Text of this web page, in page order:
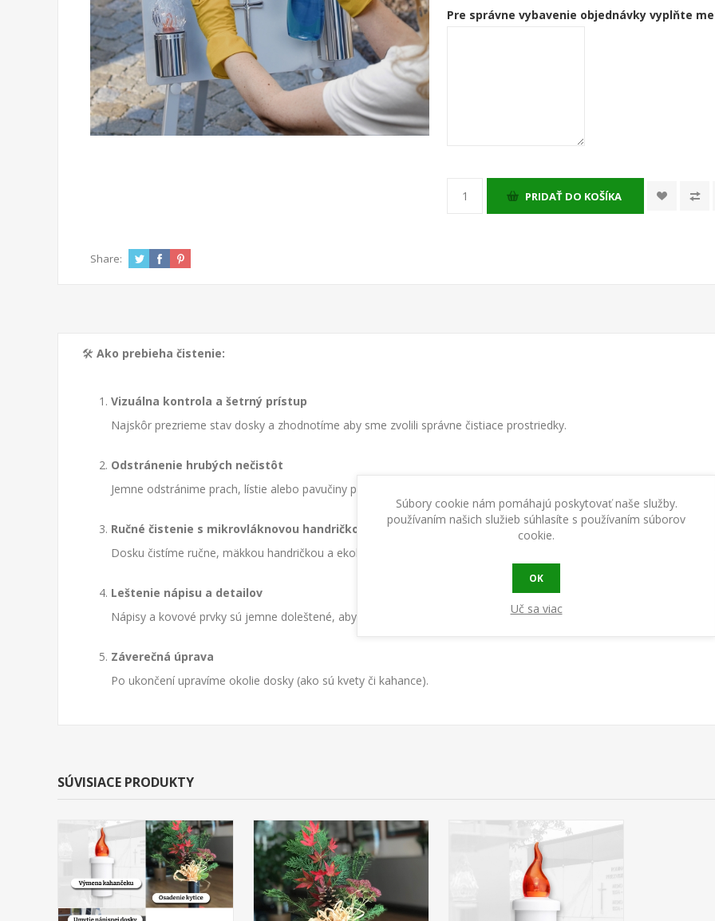
Pre správne vybavenie objednávky vyplňte
PRIDAŤ DO KOŠÍKA
Share:
🛠️ Ako prebieha čistenie:
Vizuálna kontrola a šetrný prístup
Najskôr prezrieme stav dosky a zhodnotíme aby sme zvolili správne čistiace prostriedky.
Odstránenie hrubých nečistôt
Jemne odstránime prach, lístie alebo pavučiny pomocou mäkkej kefy alebo prachovky.
Ručné čistenie s mikrovláknovou handričkou
Dosku čistíme ručne, mäkkou handričkou a ekologickým, materiálu šetrným roztokom. Vyhýbame sa agresívnym
Leštenie nápisu a detailov
Nápisy a kovové prvky sú jemne doleštené, aby opäť zažiarili a boli dobre čitateľné.
Záverečná úprava
Po ukončení upravíme okolie dosky (ako sú kvety či kahance).
SÚVISIACE PRODUKTY
Súbory cookie nám pomáhajú poskytovať naše služby.
používaním našich služieb súhlasíte s používaním súborov
cookie.
OK
Uč sa viac